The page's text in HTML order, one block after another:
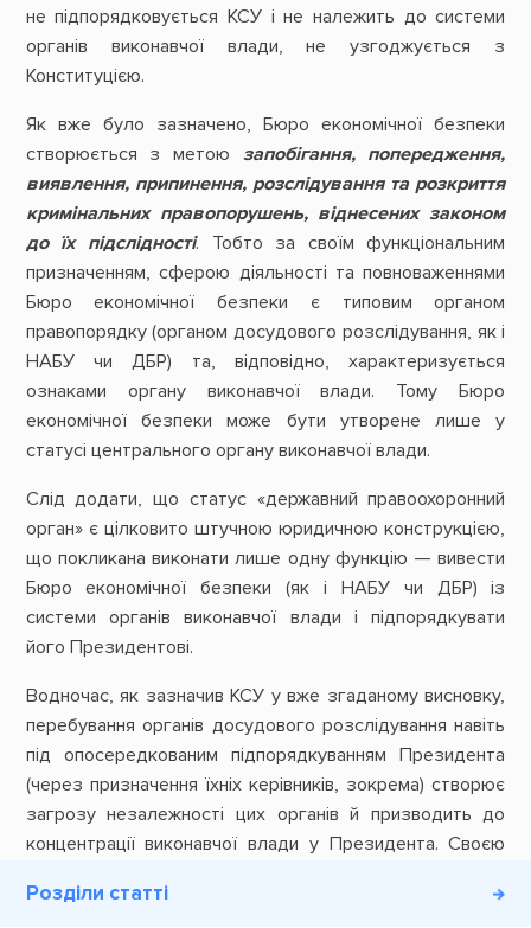
Розділи статті
не підпорядковується КСУ і не належить до системи
органів виконавчої влади, не узгоджується з
Конституцією.
Як вже було зазначено, Бюро економічної безпеки
створюється з метою запобігання, попередження,
виявлення, припинення, розслідування та розкриття
кримінальних правопорушень, віднесених законом
до їх підслідності. Тобто за своїм функціональним
призначенням, сферою діяльності та повноваженнями
Бюро економічної безпеки є типовим органом
правопорядку (органом досудового розслідування, як і
НАБУ чи ДБР) та, відповідно, характеризується
ознаками органу виконавчої влади. Тому Бюро
економічної безпеки може бути утворене лише у
статусі центрального органу виконавчої влади.
Слід додати, що статус «державний правоохоронний
орган» є цілковито штучною юридичною конструкцією,
що покликана виконати лише одну функцію — вивести
Бюро економічної безпеки (як і НАБУ чи ДБР) із
системи органів виконавчої влади і підпорядкувати
його Президентові.
Водночас, як зазначив КСУ у вже згаданому висновку,
перебування органів досудового розслідування навіть
під опосередкованим підпорядкуванням Президента
(через призначення їхніх керівників, зокрема) створює
загрозу незалежності цих органів й призводить до
концентрації виконавчої влади у Президента. Своєю
повноважень між Президентом та КМУ і фактично